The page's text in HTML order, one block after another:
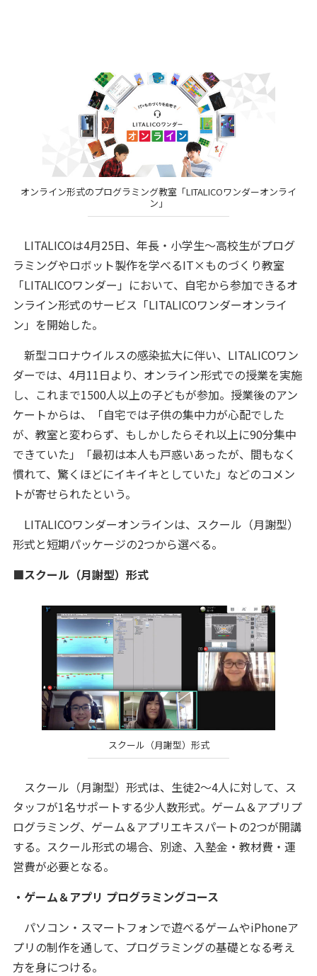
オンライン形式のプログラミング教室「LITALICOワンダーオンライ
ン」
LITALICOは4月25日、年長・小学生～高校生がプログ
ラミングやロボット製作を学べるIT×ものづくり教室
「LITALICOワンダー」において、自宅から参加できるオ
ンライン形式のサービス「LITALICOワンダーオンライ
ン」を開始した。
新型コロナウイルスの感染拡大に伴い、LITALICOワン
ダーでは、4月11日より、オンライン形式での授業を実施
し、これまで1500人以上の子どもが参加。授業後のアン
ケートからは、「自宅では子供の集中力が心配でした
が、教室と変わらず、もしかしたらそれ以上に90分集中
できていた」「最初は本人も戸惑いあったが、間もなく
慣れて、驚くほどにイキイキとしていた」などのコメン
トが寄せられたという。
LITALICOワンダーオンラインは、スクール（月謝型）
形式と短期パッケージの2つから選べる。
■スクール（月謝型）形式
スクール（月謝型）形式
スクール（月謝型）形式は、生徒2～4人に対して、ス
タッフが1名サポートする少人数形式。ゲーム＆アプリプ
ログラミング、ゲーム＆アプリエキスパートの2つが開講
する。スクール形式の場合、別途、入塾金・教材費・運
営費が必要となる。
・ゲーム＆アプリ プログラミングコース
パソコン・スマートフォンで遊べるゲームやiPhoneア
プリの制作を通して、プログラミングの基礎となる考え
方を身につける。